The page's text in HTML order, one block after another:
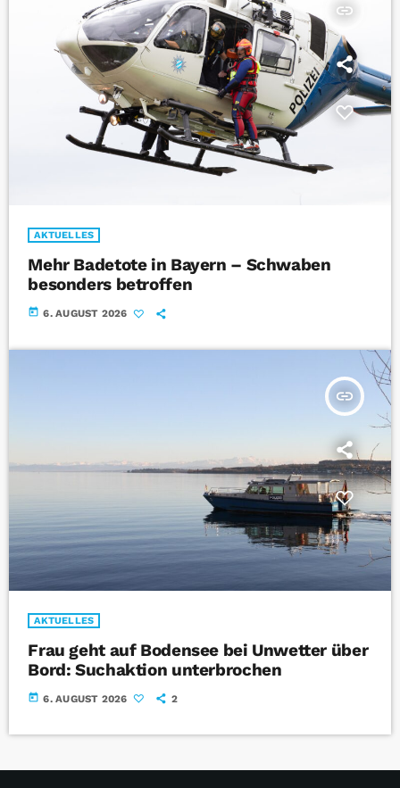
insert_link
AKTUELLES
Mehr Badetote in Bayern – Schwaben
besonders betroffen
today 6. AUGUST 2026
insert_link
AKTUELLES
Frau geht auf Bodensee bei Unwetter über
Bord: Suchaktion unterbrochen
today 6. AUGUST 2026 2